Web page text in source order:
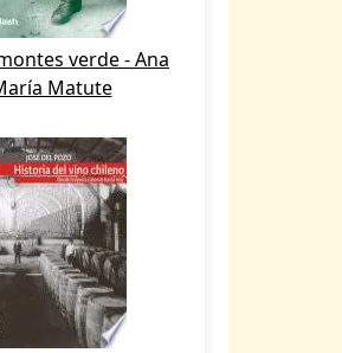
verde - Ana
Matute